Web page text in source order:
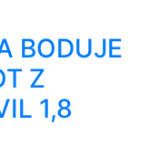
BODUJE
Z
1,8